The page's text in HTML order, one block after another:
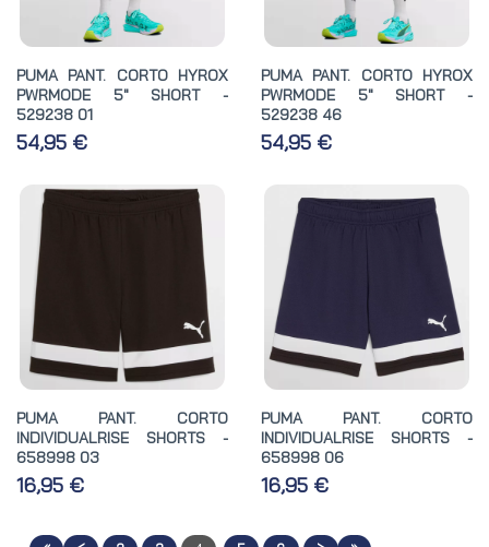
PUMA PANT. CORTO HYROX
PWRMODE 5" SHORT -
529238 01
54,95 €
PUMA PANT. CORTO HYROX
PWRMODE 5" SHORT -
529238 46
54,95 €
PUMA PANT. CORTO
INDIVIDUALRISE SHORTS -
658998 03
16,95 €
PUMA PANT. CORTO
INDIVIDUALRISE SHORTS -
658998 06
16,95 €